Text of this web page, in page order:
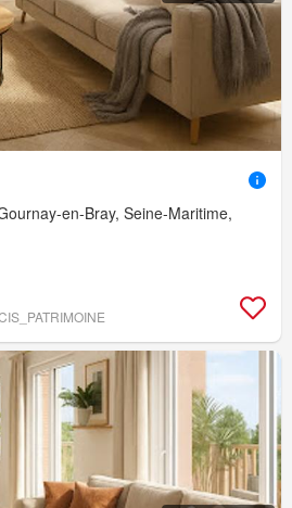
en-Bray, Seine-Maritime,